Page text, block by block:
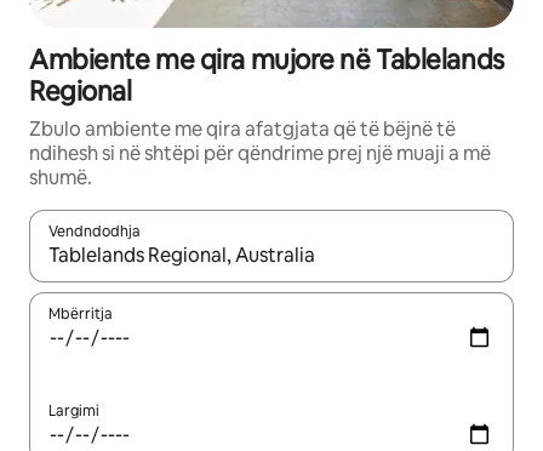
Ambiente me qira mujore në Tablelands
Regional
Zbulo ambiente me qira afatgjata që të bëjnë të
ndihesh si në shtëpi për qëndrime prej një muaji a më
shumë.
Vendndodhja
Kur rezultatet të jenë të disponueshme, lëviz me butonat e
Mbërritja
Largimi